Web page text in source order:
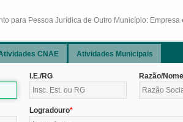
para Pessoa Jurídica de Outro Município:
CNAE Atividades Municipais
I.E./RG Razão/
Logradouro